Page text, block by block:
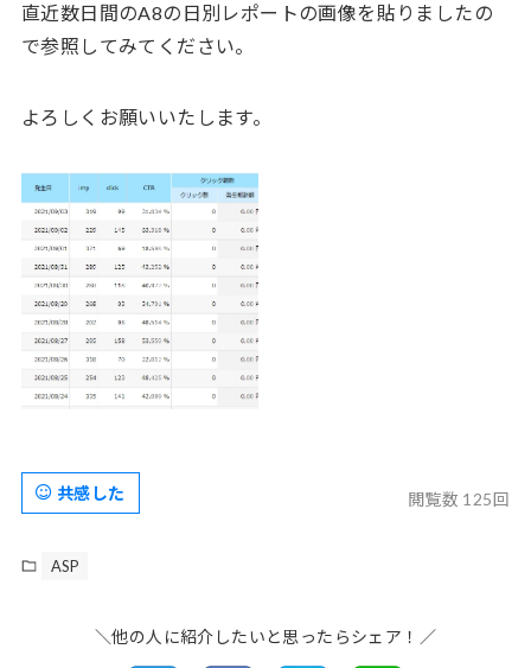
直近数日間のA8の日別レポートの画像を貼りましたの
で参照してみてください。
よろしくお願いいたします。
閲覧数 125回
共感した
ASP
＼他の人に紹介したいと思ったらシェア！／